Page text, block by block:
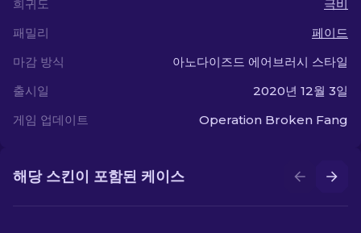
희귀도
극비
패밀리
페이드
마감 방식
아노다이즈드 에어브러시 스타일
출시일
2020년 12월 3일
게임 업데이트
Operation Broken Fang
해당 스킨이 포함된 케이스